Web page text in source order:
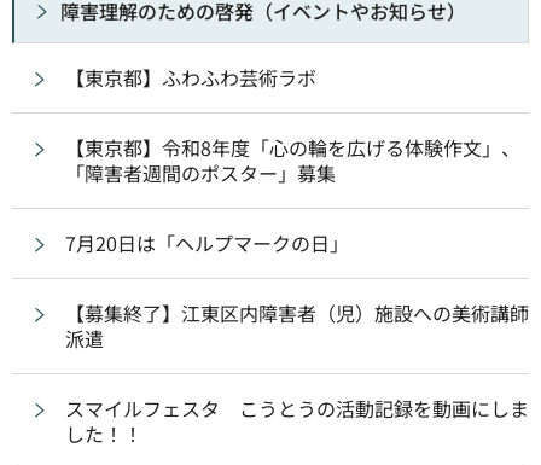
障害理解のための啓発（イベントやお知らせ）
【東京都】ふわふわ芸術ラボ
【東京都】令和8年度「心の輪を広げる体験作文」、
「障害者週間のポスター」募集
7月20日は「ヘルプマークの日」
【募集終了】江東区内障害者（児）施設への美術講師
派遣
スマイルフェスタ こうとうの活動記録を動画にしま
した！！